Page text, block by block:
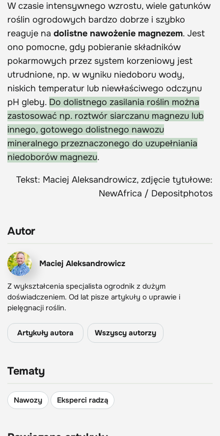
W czasie intensywnego wzrostu, wiele gatunków
roślin ogrodowych bardzo dobrze i szybko
reaguje na dolistne nawożenie magnezem. Jest
ono pomocne, gdy pobieranie składników
pokarmowych przez system korzeniowy jest
utrudnione, np. w wyniku niedoboru wody,
niskich temperatur lub niewłaściwego odczynu
pH gleby. Do dolistnego zasilania roślin można
zastosować np. roztwór siarczanu magnezu lub
innego, gotowego dolistnego nawozu
mineralnego przeznaczonego do uzupełniania
niedoborów magnezu.
Tekst: Maciej Aleksandrowicz, zdjęcie tytułowe:
NewAfrica / Depositphotos
Autor
Maciej Aleksandrowicz
Z wykształcenia specjalista ogrodnik z dużym
doświadczeniem. Od lat pisze artykuły o uprawie i
pielęgnacji roślin.
Artykuły autora Wszyscy autorzy
Tematy
Nawozy Eksperci radzą